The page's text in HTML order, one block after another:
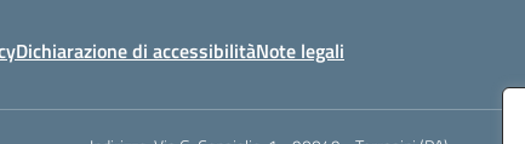
Dichiarazione di accessibilitàNote legali